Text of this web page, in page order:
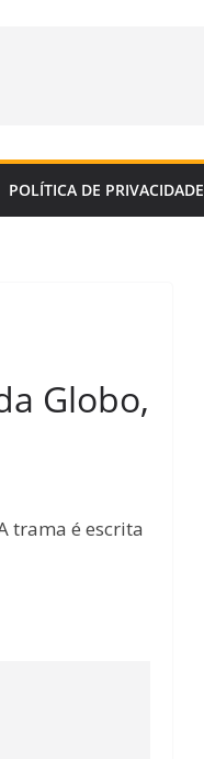
POLÍTICA DE PRIVACIDADE
Globo,
trama é escrita